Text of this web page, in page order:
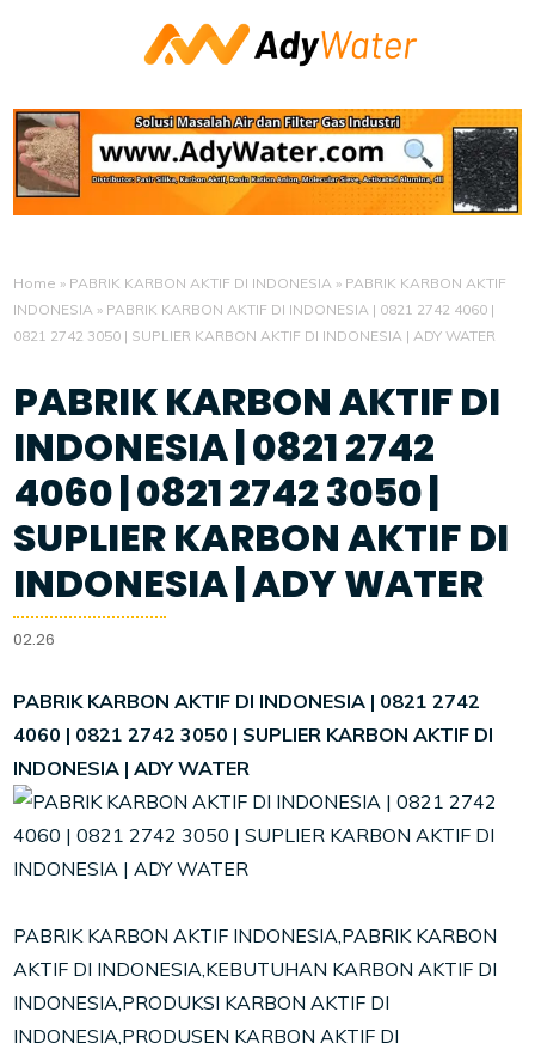
Home » PABRIK KARBON AKTIF DI INDONESIA » PABRIK KARBON AKTIF
INDONESIA » PABRIK KARBON AKTIF DI INDONESIA | 0821 2742 4060 |
0821 2742 3050 | SUPLIER KARBON AKTIF DI INDONESIA | ADY WATER
PABRIK KARBON AKTIF DI
INDONESIA | 0821 2742
4060 | 0821 2742 3050 |
SUPLIER KARBON AKTIF DI
INDONESIA | ADY WATER
02.26
PABRIK KARBON AKTIF DI INDONESIA | 0821 2742
4060 | 0821 2742 3050 | SUPLIER KARBON AKTIF DI
INDONESIA | ADY WATER
PABRIK KARBON AKTIF INDONESIA,PABRIK KARBON
AKTIF DI INDONESIA,KEBUTUHAN KARBON AKTIF DI
INDONESIA,PRODUKSI KARBON AKTIF DI
INDONESIA,PRODUSEN KARBON AKTIF DI